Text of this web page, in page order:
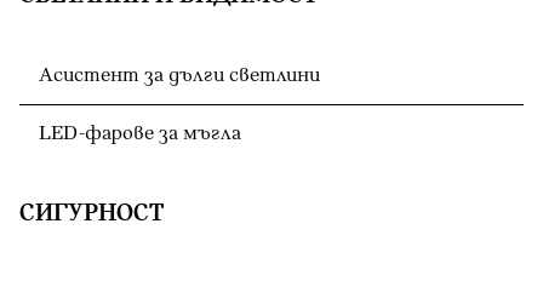
Асистент за дълги светлини
LED-фарове за мъгла
СИГУРНОСТ